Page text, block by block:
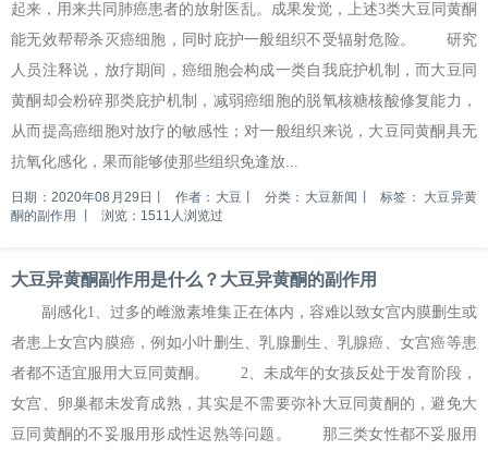
起来，用来共同肺癌患者的放射医乱。成果发觉，上述3类大豆同黄酮
能无效帮帮杀灭癌细胞，同时庇护一般组织不受辐射危险。 研究
人员注释说，放疗期间，癌细胞会构成一类自我庇护机制，而大豆同
黄酮却会粉碎那类庇护机制，减弱癌细胞的脱氧核糖核酸修复能力，
从而提高癌细胞对放疗的敏感性；对一般组织来说，大豆同黄酮具无
抗氧化感化，果而能够使那些组织免逢放...
日期：2020年08月29日 作者：大豆 分类：大豆新闻 标签： 大豆异黄
酮的副作用
浏览：1511人浏览过
大豆异黄酮副作用是什么？大豆异黄酮的副作用
副感化1、过多的雌激素堆集正在体内，容难以致女宫内膜删生或
者患上女宫内膜癌，例如小叶删生、乳腺删生、乳腺癌、女宫癌等患
者都不适宜服用大豆同黄酮。 2、未成年的女孩反处于发育阶段，
女宫、卵巢都未发育成熟，其实是不需要弥补大豆同黄酮的，避免大
豆同黄酮的不妥服用形成性迟熟等问题。 那三类女性都不妥服用